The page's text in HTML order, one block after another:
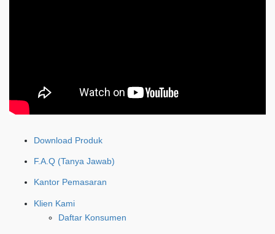
Download Produk
F.A.Q (Tanya Jawab)
Kantor Pemasaran
Klien Kami
Daftar Konsumen